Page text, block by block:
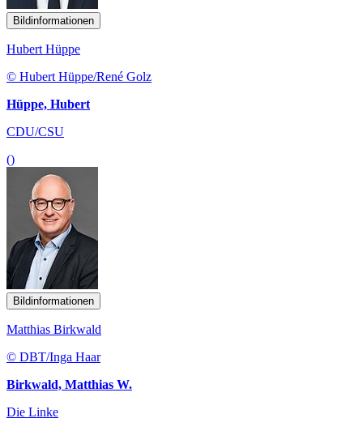
Bildinformationen
Hubert Hüppe
© Hubert Hüppe/René Golz
Hüppe, Hubert
CDU/CSU
()
Bildinformationen
Matthias Birkwald
© DBT/Inga Haar
Birkwald, Matthias W.
Die Linke